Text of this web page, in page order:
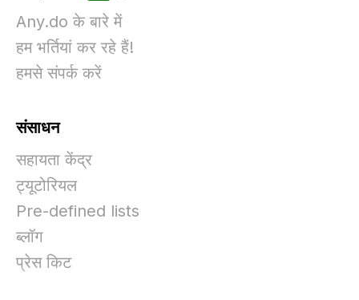
Any.do के बारे में
हम भर्तियां कर रहे हैं!
हमसे संपर्क करें
संसाधन
सहायता केंद्र
ट्यूटोरियल
Pre-defined lists
ब्लॉग
प्रेस किट